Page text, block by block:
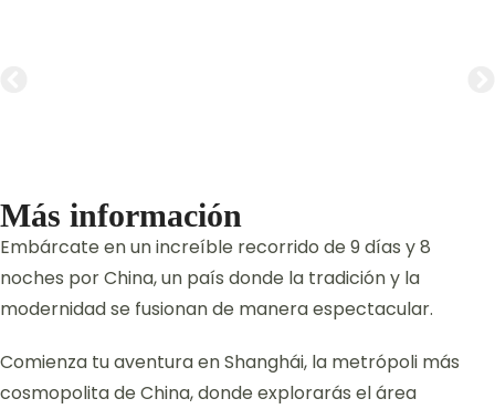
Más información
Embárcate en un increíble recorrido de 9 días y 8
noches por China, un país donde la tradición y la
modernidad se fusionan de manera espectacular.
Comienza tu aventura en Shanghái, la metrópoli más
cosmopolita de China, donde explorarás el área